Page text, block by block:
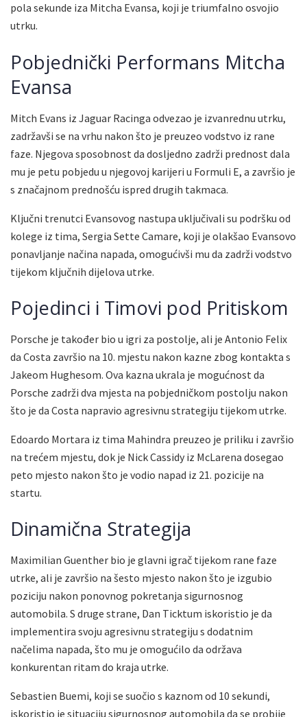
pola sekunde iza Mitcha Evansa, koji je triumfalno osvojio
utrku.
Pobjednički Performans Mitcha
Evansa
Mitch Evans iz Jaguar Racinga odvezao je izvanrednu utrku,
zadržavši se na vrhu nakon što je preuzeo vodstvo iz rane
faze. Njegova sposobnost da dosljedno zadrži prednost dala
mu je petu pobjedu u njegovoj karijeri u Formuli E, a završio je
s značajnom prednošću ispred drugih takmaca.
Ključni trenutci Evansovog nastupa uključivali su podršku od
kolege iz tima, Sergia Sette Camare, koji je olakšao Evansovo
ponavljanje načina napada, omogućivši mu da zadrži vodstvo
tijekom ključnih dijelova utrke.
Pojedinci i Timovi pod Pritiskom
Porsche je također bio u igri za postolje, ali je Antonio Felix
da Costa završio na 10. mjestu nakon kazne zbog kontakta s
Jakeom Hughesom. Ova kazna ukrala je mogućnost da
Porsche zadrži dva mjesta na pobjedničkom postolju nakon
što je da Costa napravio agresivnu strategiju tijekom utrke.
Edoardo Mortara iz tima Mahindra preuzeo je priliku i završio
na trećem mjestu, dok je Nick Cassidy iz McLarena dosegao
peto mjesto nakon što je vodio napad iz 21. pozicije na
startu.
Dinamična Strategija
Maximilian Guenther bio je glavni igrač tijekom rane faze
utrke, ali je završio na šesto mjesto nakon što je izgubio
poziciju nakon ponovnog pokretanja sigurnosnog
automobila. S druge strane, Dan Ticktum iskoristio je da
implementira svoju agresivnu strategiju s dodatnim
načelima napada, što mu je omogućilo da održava
konkurentan ritam do kraja utrke.
Sebastien Buemi, koji se suočio s kaznom od 10 sekundi,
iskoristio je situaciju sigurnosnog automobila da se probije